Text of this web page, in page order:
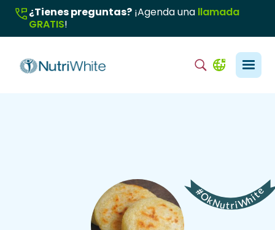
¿Tienes preguntas? ¡Agenda una llamada
GRATIS!